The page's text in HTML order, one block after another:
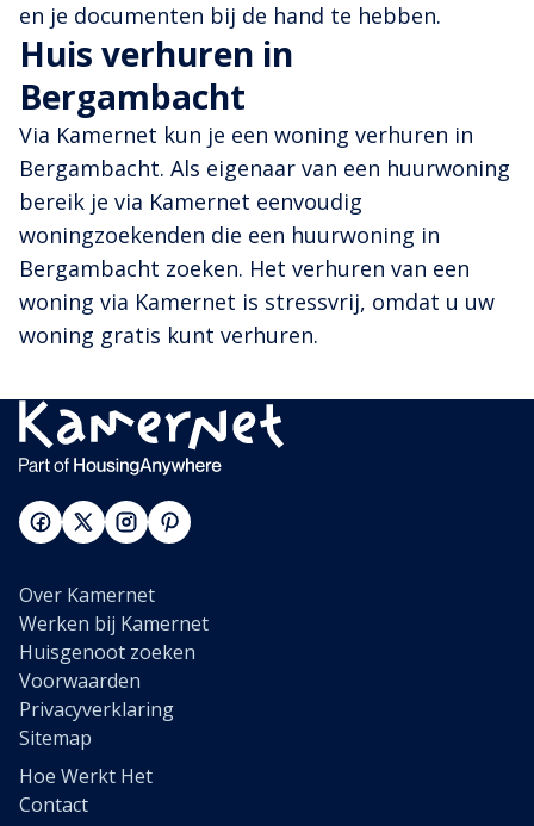
en je documenten bij de hand te hebben.
Huis verhuren in
Bergambacht
Via Kamernet kun je een woning verhuren in
Bergambacht. Als eigenaar van een huurwoning
bereik je via Kamernet eenvoudig
woningzoekenden die een huurwoning in
Bergambacht zoeken. Het verhuren van een
woning via Kamernet is stressvrij, omdat u uw
woning gratis kunt verhuren.
Over Kamernet
Werken bij Kamernet
Huisgenoot zoeken
Voorwaarden
Privacyverklaring
Sitemap
Hoe Werkt Het
Contact